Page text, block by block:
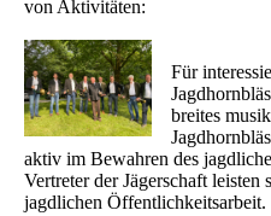
von Aktivitäten:
Für
breites
aktiv im Bewahren des
Vertreter der Jägerschaft
jagdlichen Öffentlichkeitsarbeit.